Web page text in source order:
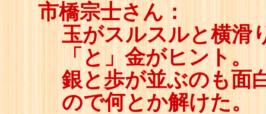
市橋宗士さん：
玉がスルスルと横滑
「と」金がヒント。
銀と歩が並ぶのも面
ので何とか解けた。